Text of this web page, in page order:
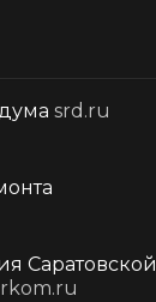
srd.ru
Саратовской